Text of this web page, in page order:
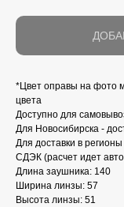
*Цвет оправы на фото
цвета
Доступно для
Для Новосибирска -
Для доставки в
СДЭК (расчет идет
Длина заушника: 140
Ширина линзы: 57
Высота линзы: 51